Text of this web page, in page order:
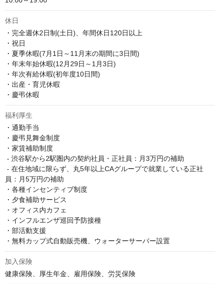
休日
・完全週休2日制(土日)、年間休日120日以上
・祝日
・夏季休暇(7月1日～11月末の期間に3日間)
・年末年始休暇(12月29日～1月3日)
・年次有給休暇(初年度10日間)
・出産・育児休暇
・慶弔休暇
福利厚生
・通勤手当
・慶弔見舞金制度
・家賃補助制度
員：月5万円の補助
・各種インセンティブ制度
・夕食補助サービス
・オフィス内カフェ
・インフルエンザ巡回予防接種
・部活動支援
・無料カップ式自動販売機、ウォーターサーバー設置
加入保険
健康保険、厚生年金、雇用保険、労災保険